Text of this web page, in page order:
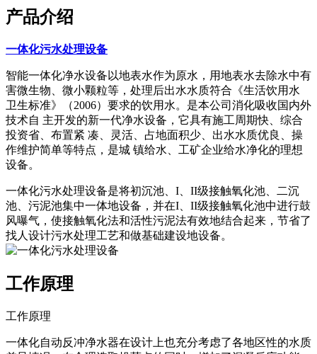
产品介绍
一体化污水处理设备
智能一体化净水设备以地表水作为原水，用地表水去除水中有
害微生物、微小颗粒等，处理后出水水质符合《生活饮用水
卫生标准》（2006）要求的饮用水。是本公司消化吸收国内外
技术自 主开发的新一代净水设备，它具有施工周期快、综合
投资省、布置紧 凑、灵活、占地面积少、出水水质优良、操
作维护简单等特点，是城 镇给水、工矿企业给水净化的理想
设备。
一体化污水处理设备是将初沉池、I、II级接触氧化池、二沉
池、污泥池集中一体地设备，并在I、II级接触氧化池中进行鼓
风曝气，使接触氧化法和活性污泥法有效地结合起来，节省了
找人设计污水处理工艺和做基础建设地设备。
工作原理
工作原理
一体化自动反冲净水器在设计上也充分考虑了各地区性的水质